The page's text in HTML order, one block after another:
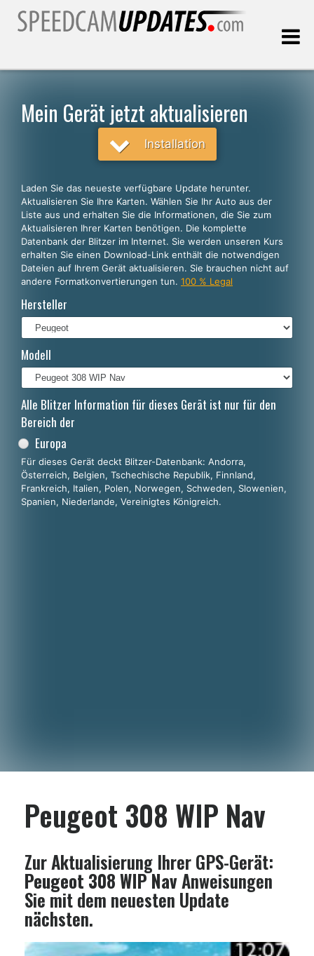
Deutsch
English
Español
Português
Français
Italiano
Polski
Nederlands
Dansk
Mein Gerät jetzt aktualisieren
Installation
Laden Sie das neueste verfügbare Update herunter.
Aktualisieren Sie Ihre Karten. Wählen Sie Ihr Auto aus der
Liste aus und erhalten Sie die Informationen, die Sie zum
Aktualisieren Ihrer Karten benötigen. Die komplette
Datenbank der Blitzer im Internet. Sie werden unseren Kurs
erhalten Sie einen Download-Link enthält die notwendigen
Dateien auf Ihrem Gerät aktualisieren. Sie brauchen nicht auf
andere Formatkonvertierungen tun. 100 % Legal
Hersteller
Modell
Alle Blitzer Information für dieses Gerät ist nur für den
Bereich der
Europa
Für dieses Gerät deckt Blitzer-Datenbank: Andorra,
Österreich, Belgien, Tschechische Republik, Finnland,
Frankreich, Italien, Polen, Norwegen, Schweden, Slowenien,
Spanien, Niederlande, Vereinigtes Königreich.
Peugeot 308 WIP Nav
Zur Aktualisierung Ihrer GPS-Gerät:
Peugeot 308 WIP NavAnweisungen
Sie mit dem neuesten Update
nächsten.